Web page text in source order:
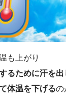
も上がり
るために汗を出
体温を下げるの